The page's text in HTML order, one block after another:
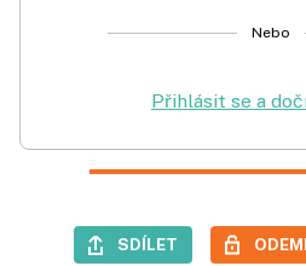
Nebo
Přihlásit se a
SDÍLET